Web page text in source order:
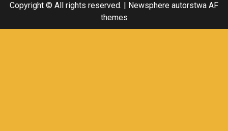
Copyright © All rights reserved. Newsphere autorstwa AF
themes